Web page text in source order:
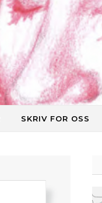
SKRIV FOR OSS